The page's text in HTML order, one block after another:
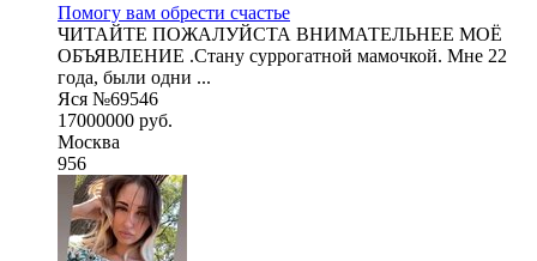
Помогу вам обрести счастье
ЧИТАЙТЕ ПОЖАЛУЙСТА ВНИМАТЕЛЬНЕЕ МОЁ
ОБЪЯВЛЕНИЕ .Стану суррогатной мамочкой. Мне 22
года, были одни ...
Яся №69546
17000000 руб.
Москва
956